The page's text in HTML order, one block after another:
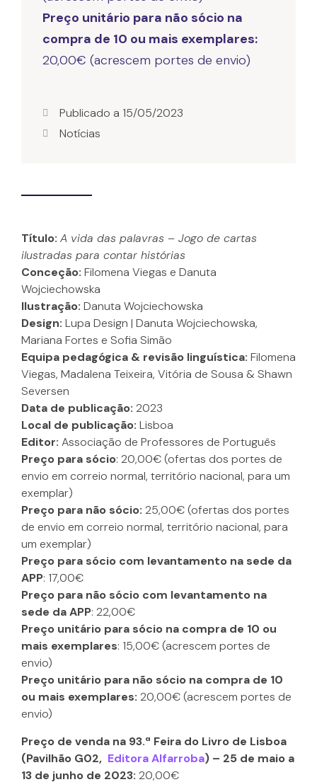
Preço unitário para não sócio na
compra de 10 ou mais exemplares:
Publicado a 15/05/2023
Notícias
Título: A vida das palavras – Jogo de cartas
ilustradas para contar histórias
Conceção: Filomena Viegas e Danuta
Wojciechowska
Ilustração: Danuta Wojciechowska
Design: Lupa Design | Danuta Wojciechowska,
Mariana Fortes e Sofia Simão
Equipa pedagógica & revisão linguística: Filomena
Viegas, Madalena Teixeira, Vitória de Sousa & Shawn
Seversen
Data de publicação: 2023
Local de publicação: Lisboa
Editor: Associação de Professores de Português
Preço para sócio: 20,00€ (ofertas dos portes de
envio em correio normal, território nacional, para um
exemplar)
Preço para não sócio: 25,00€ (ofertas dos portes
de envio em correio normal, território nacional, para
um exemplar)
Preço para sócio com levantamento na sede da
APP: 17,00€
Preço para não sócio com levantamento na
sede da APP: 22,00€
Preço unitário para sócio na compra de 10 ou
mais exemplares: 15,00€ (acrescem portes de
envio)
Preço unitário para não sócio na compra de 10
ou mais exemplares: 20,00€ (acrescem portes de
envio)
Preço de venda na 93.ª Feira do Livro de Lisboa
(Pavilhão G02, Editora Alfarroba) – 25 de maio a
13 de junho de 2023: 20,00€